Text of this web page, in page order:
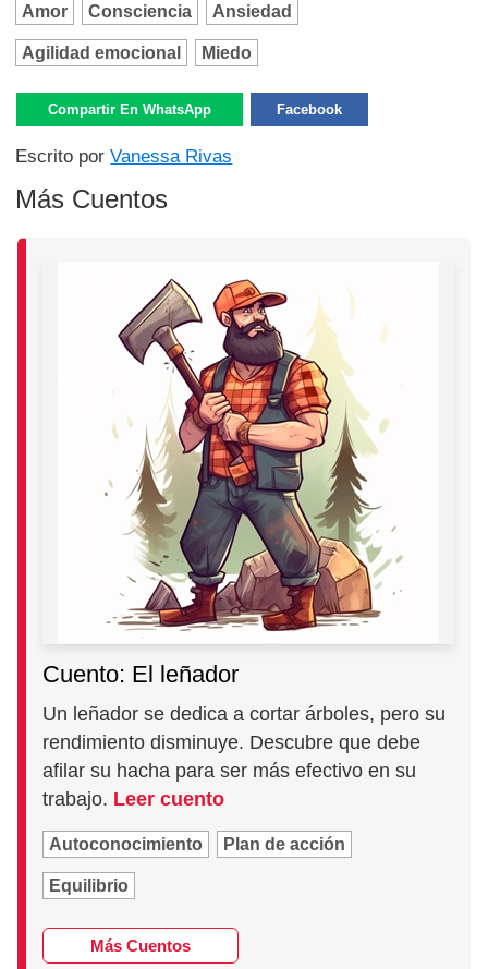
Amor Consciencia Ansiedad
Agilidad emocional Miedo
Compartir En WhatsApp Facebook
Escrito porVanessa Rivas
Más Cuentos
Cuento: El leñador
Un leñador se dedica a cortar árboles, pero su
rendimiento disminuye. Descubre que debe
afilar su hacha para ser más efectivo en su
trabajo. Leer cuento
Autoconocimiento Plan de acción
Equilibrio
Más Cuentos